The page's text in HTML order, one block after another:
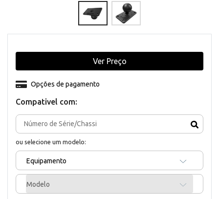
Compativel com:
ou selecione um modelo:
Equipamento
Modelo
Opções de pagamento
Ver Preço